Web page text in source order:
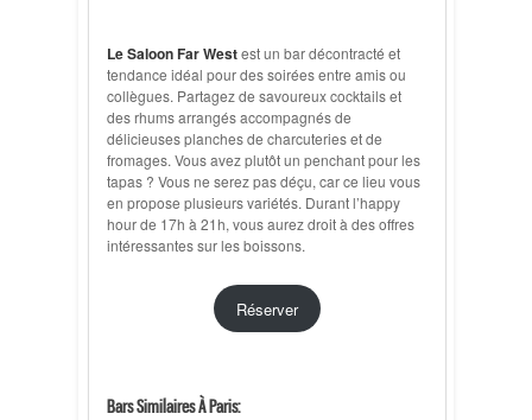
Le Saloon Far Westest un bar décontracté et
tendance idéal pour des soirées entre amis ou
collègues. Partagez de savoureux cocktails et
des rhums arrangés accompagnés de
délicieuses planches de charcuteries et de
fromages. Vous avez plutôt un penchant pour les
tapas ? Vous ne serez pas déçu, car ce lieu vous
en propose plusieurs variétés. Durant l’happy
hour de 17h à 21h, vous aurez droit à des offres
intéressantes sur les boissons.
Réserver
Bars Similaires À Paris: